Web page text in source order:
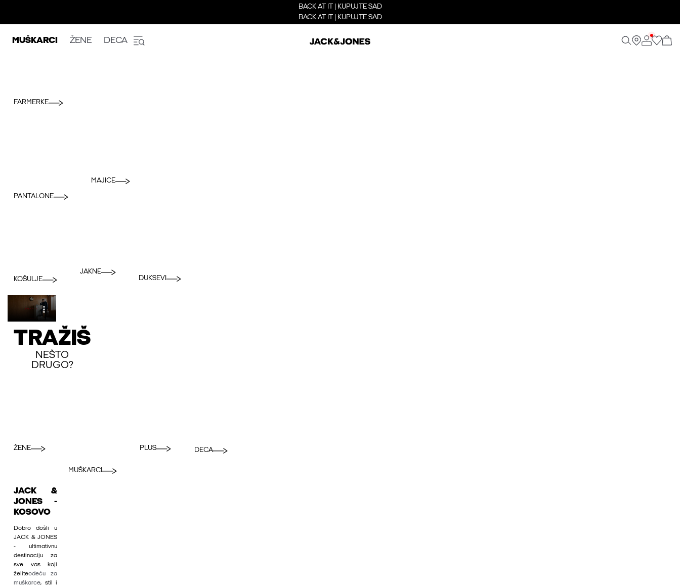
BACK AT IT | KUPUJTE SAD
BACK AT IT | KUPUJTE SAD
MUŠKARCI ŽENE DECA
FARMERKE
PANTALONE
MAJICE
KOŠULJE
JAKNE
DUKSEVI
TRAŽIŠ
NEŠTO
DRUGO?
ŽENE
MUŠKARCI
PLUS DECA
JACK &
JONES -
KOSOVO
Dobro došli u
JACK & JONES
- ultimativnu
destinaciju za
sve vas koji
želiteodeću za
muškarce, stil i